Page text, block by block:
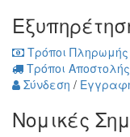
Τρόποι Πληρωμής
Τρόποι Αποστολής
Σύνδεση /
Νομικές